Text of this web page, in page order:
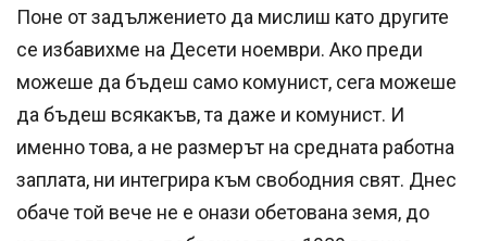
Поне от задължението да мислиш като другите
се избавихме на Десети ноември. Ако преди
можеше да бъдеш само комунист, сега можеше
да бъдеш всякакъв, та даже и комунист. И
именно това, а не размерът на средната работна
заплата, ни интегрира към свободния свят. Днес
обаче той вече не е онази обетована земя, до